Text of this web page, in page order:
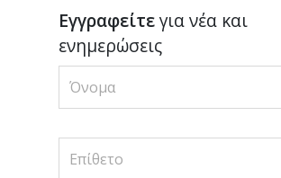
Εγγραφείτεγια νέα και
ενημερώσεις